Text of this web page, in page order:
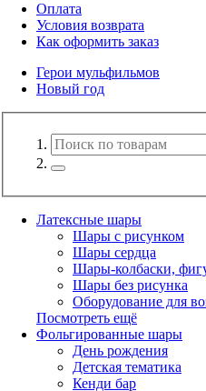
Оплата
Условия возврата
Как оформить заказ
Герои мульфильмов
Новый год
Латексные шары
Шары с рисунком
Шары сердца
Шары-колбаски,
Шары без рисунка
Оборудование для
Посмотреть ещё
Фольгированные шары
День рождения
Детская тематика
Кенди бар